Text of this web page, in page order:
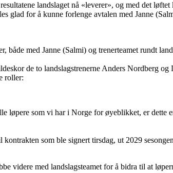
landslaget nå «leverer», og med det
glad for å kunne forlenge avtalen med Janne
både med Janne (Salmi) og trenerteamet rundt
de to landslagstrenerne Anders Nordberg
roller:
løpere som vi har i Norge for øyeblikket, er dette
kontrakten som ble signert tirsdag, ut 2029
videre med landslagsteamet for å bidra til at